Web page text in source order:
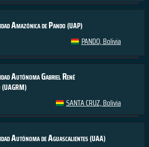
Amazónica de Pando(UAP)
PANDO, Bolivia
Autónoma Gabriel René
(UAGRM)
SANTA CRUZ, Bolivia
Autónoma de Aguascalientes(UAA)